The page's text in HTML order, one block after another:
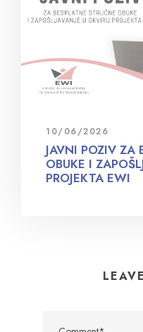
10/06/2026
JAVNI POZIV ZA
OBUKE I
PROJEKTA EWI